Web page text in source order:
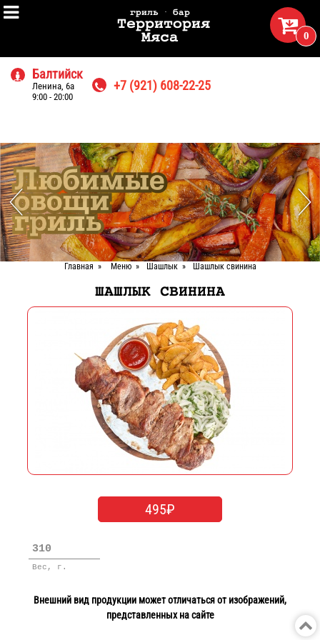
гриль · бар
Территория
Мяса
 0
 Балтийск
Ленина, 6а
9:00 - 20:00
 +7 (921) 608-22-25

Главная » Меню» Шашлык» Шашлык свинина
ШАШЛЫК СВИНИНА
495₽
310
Вес, г.
Внешний вид продукции может отличаться от изображений,
представленных на сайте
